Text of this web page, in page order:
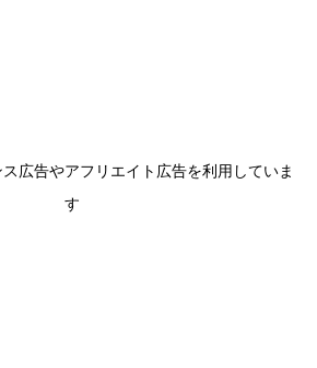
広告やアフリエイト広告を利用していま
す